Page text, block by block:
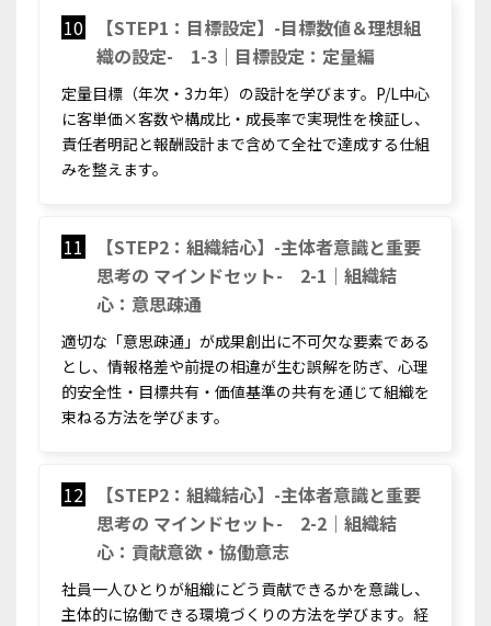
10
【STEP1：目標設定】-目標数値＆理想組
織の設定- 1-3｜目標設定：定量編
定量目標（年次・3カ年）の設計を学びます。P/L中心
に客単価×客数や構成比・成長率で実現性を検証し、
責任者明記と報酬設計まで含めて全社で達成する仕組
みを整えます。
11
【STEP2：組織結心】-主体者意識と重要
思考の マインドセット- 2-1｜組織結
心：意思疎通
適切な「意思疎通」が成果創出に不可欠な要素である
とし、情報格差や前提の相違が生む誤解を防ぎ、心理
的安全性・目標共有・価値基準の共有を通じて組織を
束ねる方法を学びます。
12
【STEP2：組織結心】-主体者意識と重要
思考の マインドセット- 2-2｜組織結
心：貢献意欲・協働意志
社員一人ひとりが組織にどう貢献できるかを意識し、
主体的に協働できる環境づくりの方法を学びます。経